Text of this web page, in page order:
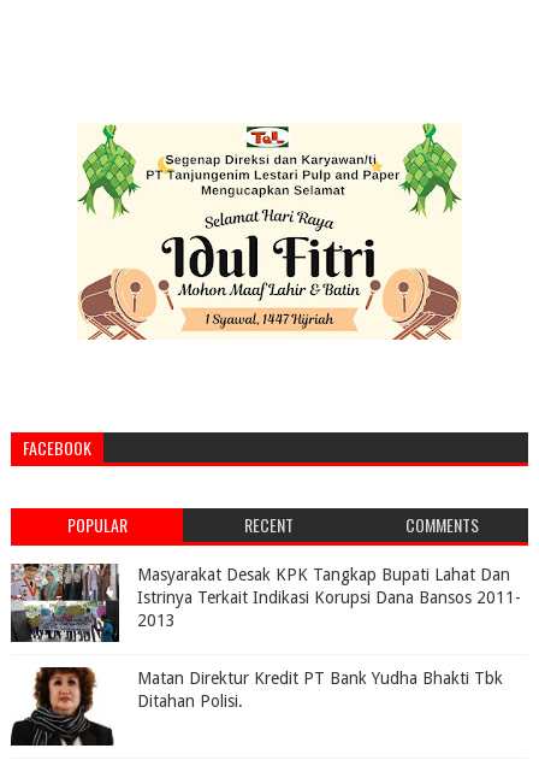
FACEBOOK
POPULAR RECENT COMMENTS
Masyarakat Desak KPK Tangkap Bupati Lahat Dan
Istrinya Terkait Indikasi Korupsi Dana Bansos 2011-
2013
Matan Direktur Kredit PT Bank Yudha Bhakti Tbk
Ditahan Polisi.